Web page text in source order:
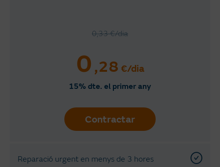
0,33 €/dia
0 ,28 €/dia
15% dte. el primer any
Contractar
Reparació urgent en menys de 3 hores